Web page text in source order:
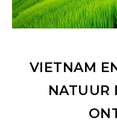
VIETNAM
NATUUR